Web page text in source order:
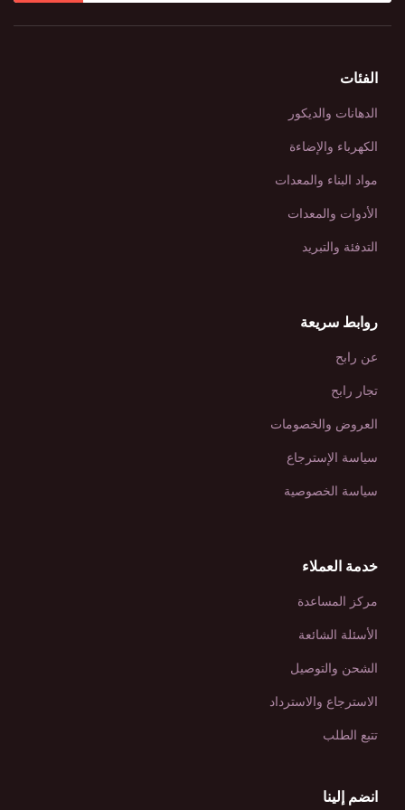
الفئات
الدهانات والديكور
الكهرباء والإضاءة
مواد البناء والمعدات
الأدوات والمعدات
التدفئة والتبريد
روابط سريعة
عن رابح
تجار رابح
العروض والخصومات
سياسة الإسترجاع
سياسة الخصوصية
خدمة العملاء
مركز المساعدة
الأسئلة الشائعة
الشحن والتوصيل
الاسترجاع والاسترداد
تتبع الطلب
انضم إلينا